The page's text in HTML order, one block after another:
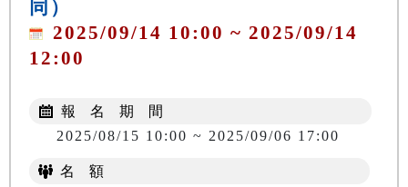
同）
2025/09/14 10:00 ~ 2025/09/14
12:00
報 名 期 間
2025/08/15 10:00 ~ 2025/09/06 17:00
名 額